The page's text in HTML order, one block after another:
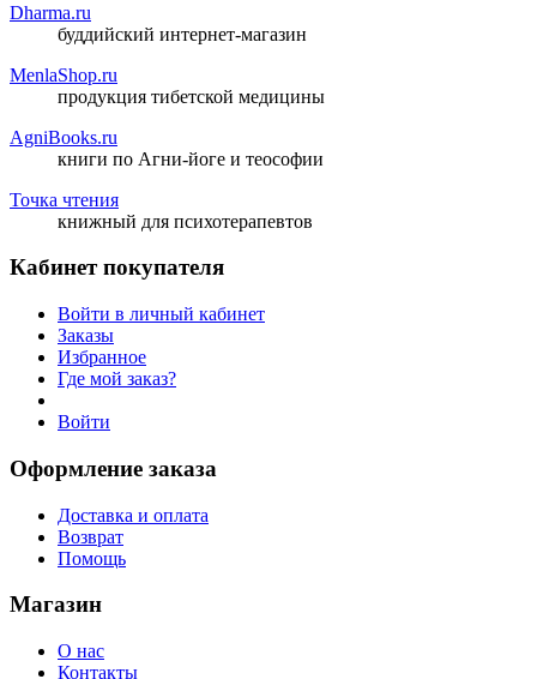
Dharma.ru
буддийский интернет-магазин
MenlaShop.ru
продукция тибетской медицины
AgniBooks.ru
книги по Агни-йоге и теософии
Точка чтения
книжный для психотерапевтов
Кабинет покупателя
Войти в личный кабинет
Заказы
Избранное
Где мой заказ?
Войти
Оформление заказа
Доставка и оплата
Возврат
Помощь
Магазин
О нас
Контакты